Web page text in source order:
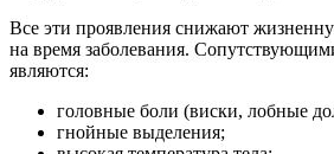
Все эти проявления снижают
на время заболевания.
являются:
головные боли (виски, лобные
гнойные выделения;